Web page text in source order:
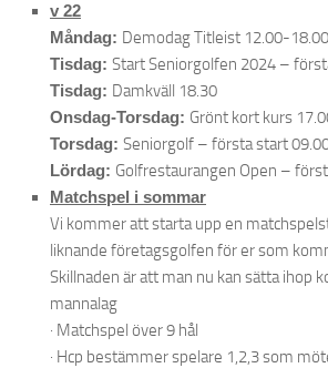
v 22
Måndag: Demodag Titleist 12.00-18.00
Tisdag: Start Seniorgolfen 2024 –
Tisdag: Damkväll 18.30
Onsdag-Torsdag: Grönt kort kurs
Torsdag: Seniorgolf – första start
Lördag: Golfrestaurangen Open –
Matchspel i sommar
Vi kommer att starta upp en
liknande företagsgolfen för er som
Skillnaden är att man nu kan sätta ihop
mannalag
· Matchspel över 9 hål
· Hcp bestämmer spelare 1,2,3 som